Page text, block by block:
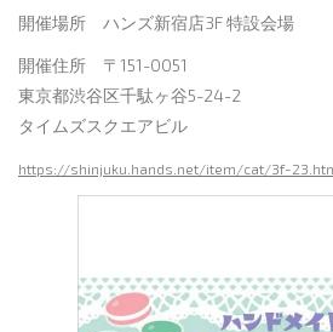
開催場所 ハンズ新宿店3F 特設会場
開催住所 〒151-0051
東京都渋谷区千駄ヶ谷5-24-2
タイムズスクエアビル
https://shinjuku.hands.net/item/cat/3f-